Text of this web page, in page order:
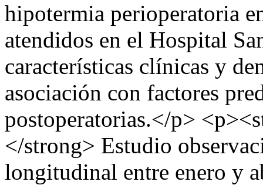
hipotermia perioperatoria
atendidos en el Hospital
características clínicas y
asociación con factores
postoperatorias.</p>
</strong> Estudio
longitudinal entre enero y